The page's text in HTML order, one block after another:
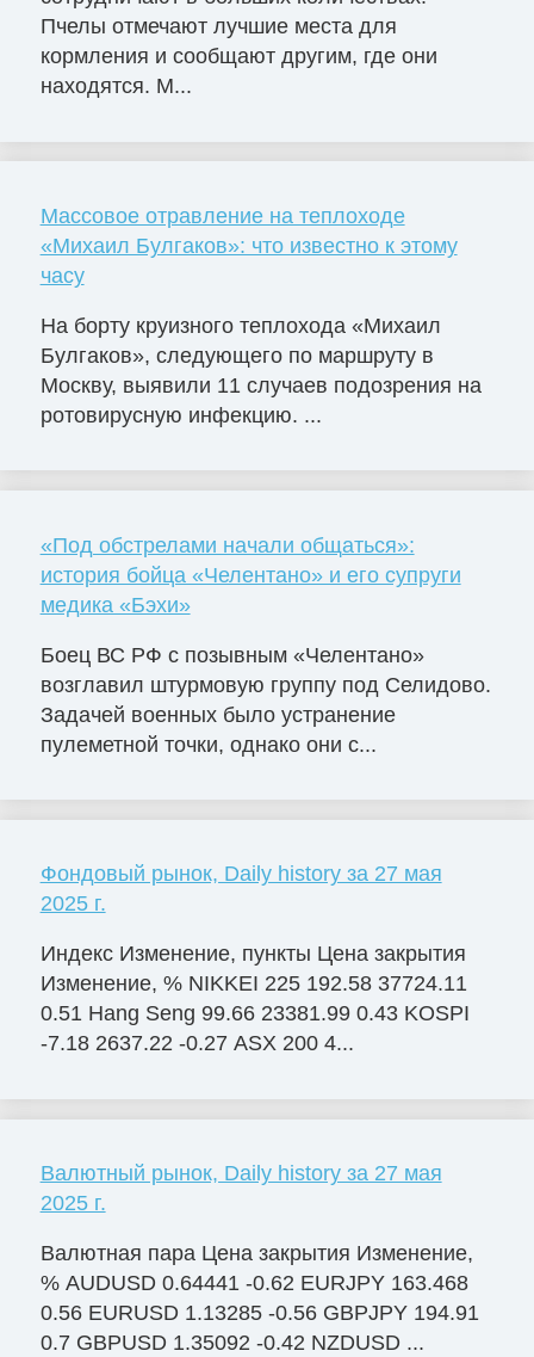
Пчелы отмечают лучшие места для
кормления и сообщают другим, где они
находятся. М...
Массовое отравление на теплоходе
«Михаил Булгаков»: что известно к этому
часу
На борту круизного теплохода «Михаил
Булгаков», следующего по маршруту в
Москву, выявили 11 случаев подозрения на
ротовирусную инфекцию. ...
«Под обстрелами начали общаться»:
история бойца «Челентано» и его супруги
медика «Бэхи»
Боец ВС РФ с позывным «Челентано»
возглавил штурмовую группу под Селидово.
Задачей военных было устранение
пулеметной точки, однако они с...
Фондовый рынок, Daily history за 27 мая
2025 г.
Индекс Изменение, пункты Цена закрытия
Изменение, % NIKKEI 225 192.58 37724.11
0.51 Hang Seng 99.66 23381.99 0.43 KOSPI
-7.18 2637.22 -0.27 ASX 200 4...
Валютный рынок, Daily history за 27 мая
2025 г.
Валютная пара Цена закрытия Изменение,
% AUDUSD 0.64441 -0.62 EURJPY 163.468
0.56 EURUSD 1.13285 -0.56 GBPJPY 194.91
0.7 GBPUSD 1.35092 -0.42 NZDUSD ...